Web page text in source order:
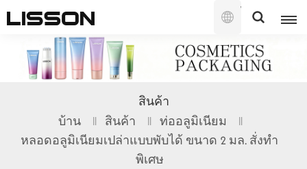
ไทย
English
français
русский
สินค้า
บ้าน สินค้า
ท่ออลูมิเนียม
หลอดอลูมิเนียมเปล่าแบบพับได้ ขนาด 2 มล. สั่งทำ
พิเศษ